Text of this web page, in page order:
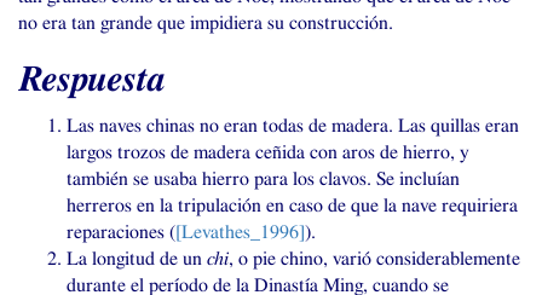
no era tan grande que impidiera su construcción.
Respuesta
Las naves chinas no eran todas de madera. Las quillas eran
largos trozos de madera ceñida con aros de hierro, y
también se usaba hierro para los clavos. Se incluían
herreros en la tripulación en caso de que la nave requiriera
reparaciones ([Levathes_1996]).
La longitud de un chi, o pie chino, varió considerablemente
durante el período de la Dinastía Ming, cuando se